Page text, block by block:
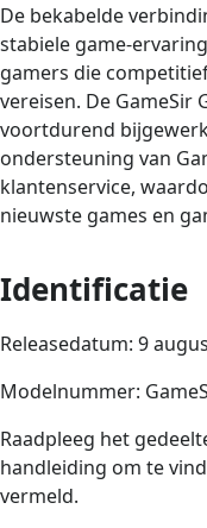
De bekabelde
stabiele game-
gamers die
vereisen. De GameSir
voortdurend
ondersteuning van
klantenservice,
nieuwste games en
Identificatie
Releasedatum: 9
Modelnummer:
Raadpleeg het
handleiding om te
vermeld.